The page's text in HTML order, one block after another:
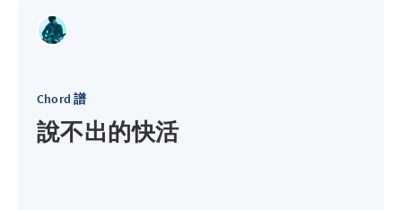
Chord 譜
說不出的快活